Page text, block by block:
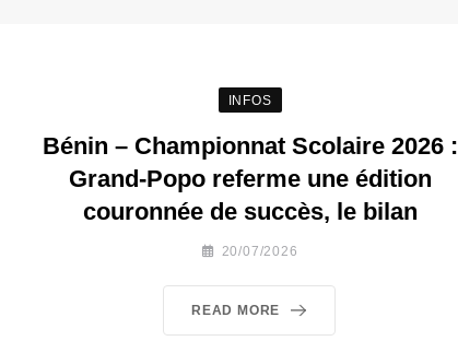
INFOS
Bénin – Championnat Scolaire 2026 :
Grand-Popo referme une édition
couronnée de succès, le bilan
20/07/2026
READ MORE